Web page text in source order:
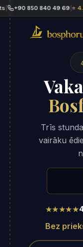
850 840 49 69|⭐4.9★
Trīs
vairāku
★★★★★
Bez